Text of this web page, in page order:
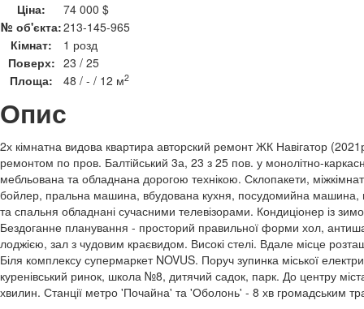
Ціна:
74 000 $
№ об'єкта:213-145-965
Кімнат:
1 розд
Поверх: 23 / 25
Площа:
48 / - / 12 м2
Опис
2х кімнатна видова квартира авторский ремонт ЖК Навігатор
ремонтом по пров. Балтійський 3а, 23 з 25 пов. у монолітно-
мебльована та обладнана дорогою технікою. Склопакети,
бойлер, пральна машина, вбудована кухня, посудомийна машина,
та спальня обладнані сучасними телевізорами. Кондиціонер із
Бездоганне планування - просторий правильної форми хол,
лоджією, зал з чудовим краєвидом. Високі стелі. Вдале місце
Біля комплексу супермаркет NOVUS. Поруч зупинка міської
куренівський ринок, школа №8, дитячий садок, парк. До центру
хвилин. Станції метро 'Почайна' та 'Оболонь' - 8 хв громадським